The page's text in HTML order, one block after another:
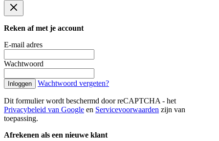
Reken af met je account
E-mail adres
Wachtwoord
Inloggen Wachtwoord vergeten?
Dit formulier wordt beschermd door reCAPTCHA - het
Privacybeleid van Google en Servicevoorwaarden zijn van
toepassing.
Afrekenen als een nieuwe klant